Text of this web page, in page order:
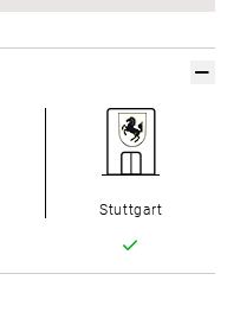
Stuttgart